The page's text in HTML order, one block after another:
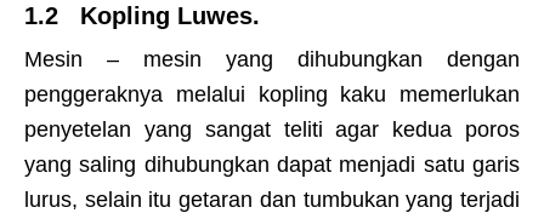
1.2 Kopling Luwes.
Mesin – mesin yang dihubungkan dengan
penggeraknya melalui kopling kaku memerlukan
penyetelan yang sangat teliti agar kedua poros
yang saling dihubungkan dapat menjadi satu garis
lurus, selain itu getaran dan tumbukan yang terjadi